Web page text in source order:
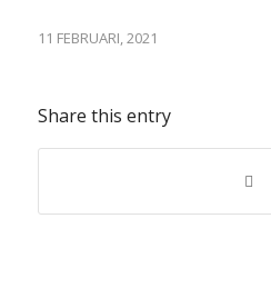
11 FEBRUARI, 2021
Share this entry